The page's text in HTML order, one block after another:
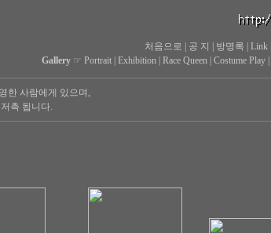
처음으로 공 지 방명록 Link|
Gallery☞ Portrait| Exhibition| Race Queen| Costume Play|
한 사람에게 있으며,
촉 됩니다.